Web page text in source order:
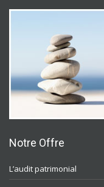
Notre Offre
L’audit patrimonial